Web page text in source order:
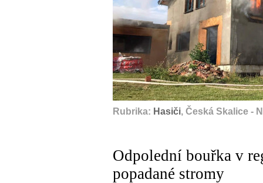
Rubrika: Hasiči, Česká Skalice -
Odpolední bouřka v
popadané stromy